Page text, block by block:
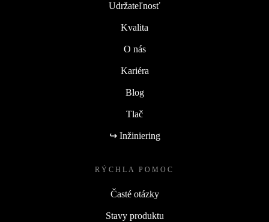
Udržateľnosť
Kvalita
O nás
Kariéra
Blog
Tlač
↪ Inžiniering
RÝCHLA POMOC
Časté otázky
Stavy produktu